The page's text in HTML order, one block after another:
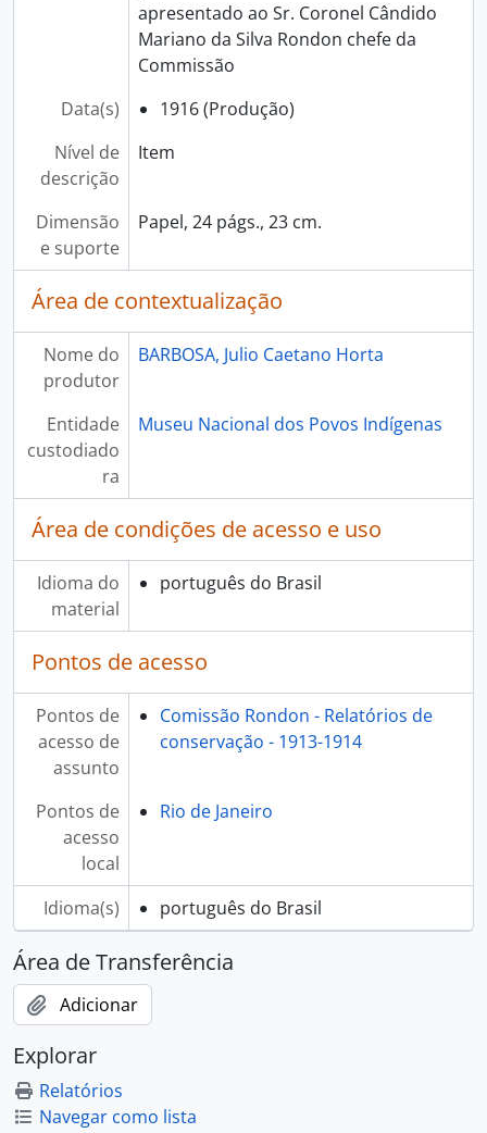
apresentado ao Sr. Coronel Cândido
Mariano da Silva Rondon chefe da
Commissão
Data(s)
1916 (Produção)
Nível de
descrição
Item
Dimensão
e suporte
Papel, 24 págs., 23 cm.
Área de contextualização
Nome do
produtor
BARBOSA, Julio Caetano Horta
Entidade
custodiado
ra
Museu Nacional dos Povos Indígenas
Área de condições de acesso e uso
Idioma do
material
português do Brasil
Pontos de acesso
Pontos de
acesso de
assunto
Comissão Rondon - Relatórios de
conservação - 1913-1914
Pontos de
acesso
local
Rio de Janeiro
Idioma(s) português do Brasil
Área de Transferência
Adicionar
Explorar
Relatórios
Navegar como lista